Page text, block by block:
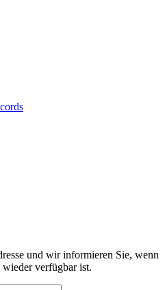
und wir informieren Sie, wenn
verfügbar ist.